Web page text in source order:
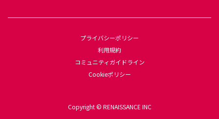
プライバシーポリシー
利用規約
コミュニティガイドライン
Cookieポリシー
Copyright © RENAISSANCE INC